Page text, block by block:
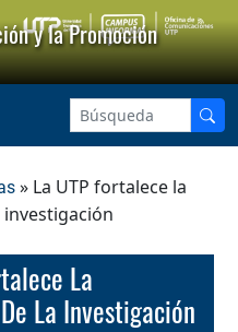
y la Promoción
» La UTP fortalece la
La Investigación